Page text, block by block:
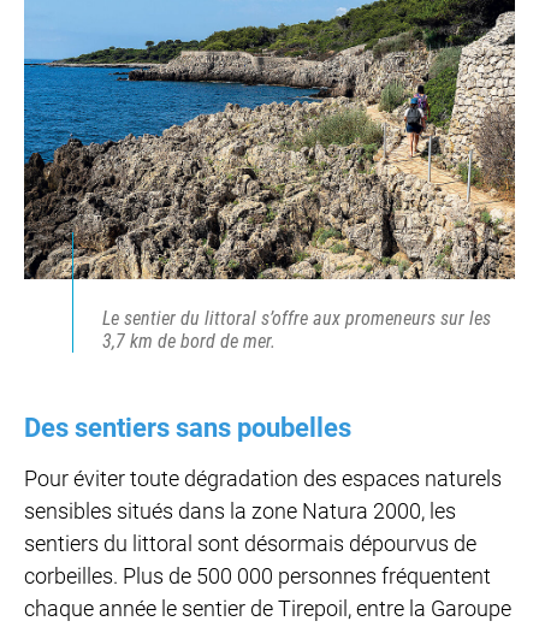
Le sentier du littoral s’offre aux promeneurs sur les
3,7 km de bord de mer.
Des sentiers sans poubelles
Pour éviter toute dégradation des espaces naturels
sensibles situés dans la zone Natura 2000, les
sentiers du littoral sont désormais dépourvus de
corbeilles. Plus de 500 000 personnes fréquentent
chaque année le sentier de Tirepoil, entre la Garoupe